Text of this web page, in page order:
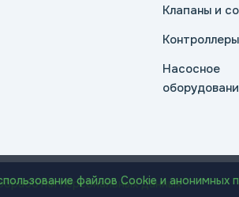
Клапаны и
Контроллеры
Насосное
персональных данных
файлов Cookie и анонимных